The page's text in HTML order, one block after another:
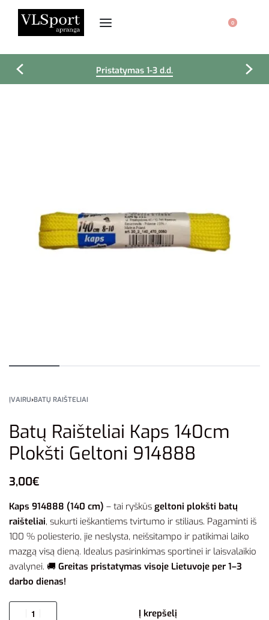
0
Pristatymas 1-3 d.d.
ĮVAIRU›BATŲ RAIŠTELIAI
Batų Raišteliai Kaps 140cm
Plokšti Geltoni 914888
3,00€
Kaps 914888 (140 cm) – tai ryškūs geltoni plokšti batų
raišteliai, sukurti ieškantiems tvirtumo ir stiliaus. Pagaminti iš
100 % poliesterio, jie neslysta, neišsitampo ir patikimai laiko
mazgą visą dieną. Idealus pasirinkimas sportinei ir laisvalaikio
avalynei. 🚚 Greitas pristatymas visoje Lietuvoje per 1–3
darbo dienas!
Į krepšelį